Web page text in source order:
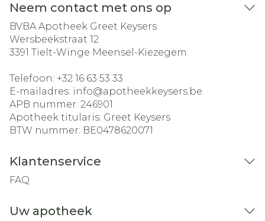
Neem contact met ons op
BVBA Apotheek Greet Keysers
Wersbeekstraat 12
3391 Tielt-Winge Meensel-Kiezegem
Telefoon: +32 16 63 53 33
E-mailadres: info@apotheekkeysers.be
APB nummer: 246901
Apotheek titularis: Greet Keysers
BTW nummer: BE0478620071
Klantenservice
FAQ
Uw apotheek